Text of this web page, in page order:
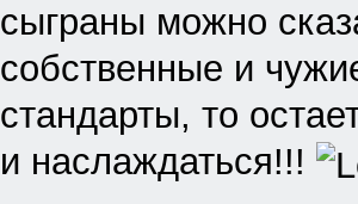
сыграны можно
собственные и
стандарты, то
и наслаждаться!!!